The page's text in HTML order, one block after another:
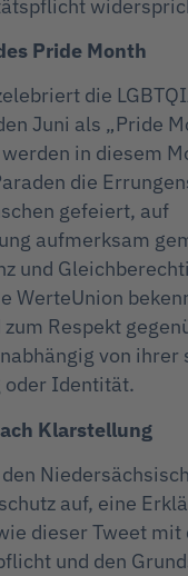
Pride Month
die
Juni als „Pride
in diesem
die
gefeiert, auf
aufmerksam
und
WerteUnion
zum Respekt
von ihrer
oder Identität.
Klarstellung
auf, eine
dieser Tweet mit
und den